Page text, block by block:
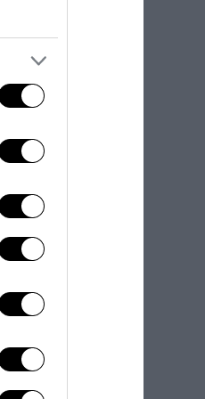
alla
si sono
i dieci
flussi
agli italiani
e la
un punto
come al
legge nella